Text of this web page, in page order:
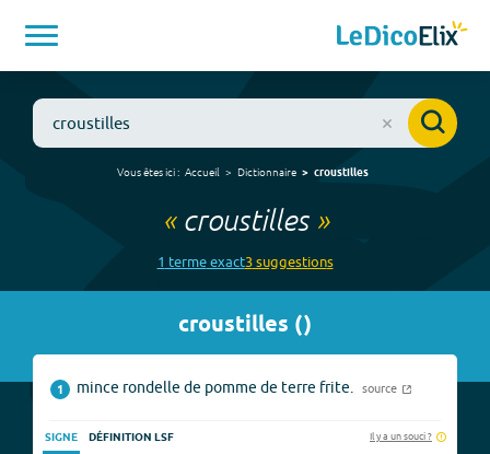
Vous êtes ici : Accueil Dictionnaire croustilles
« croustilles»
1 termeexact3suggestions
croustilles ()
1 mince rondelle de pomme de terre frite. source
SIGNE DÉFINITION LSF Il y a un souci ?